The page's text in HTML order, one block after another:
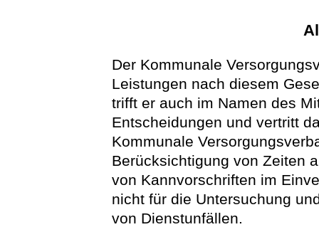
Der Kommunale
Leistungen nach diesem
trifft er auch im Namen des
Entscheidungen und vertritt
Kommunale
Berücksichtigung von Zeiten
von Kannvorschriften im
nicht für die Untersuchung
von Dienstunfällen.